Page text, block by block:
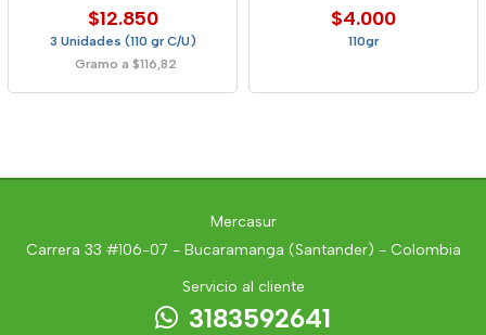
$12.850
3 Unidades (110 gr C/U)
Gramo a $116,82
$4.000
110gr
Mercasur
Carrera 33 #106-07 - Bucaramanga (Santander) - Colombia
Servicio al cliente
3183592641